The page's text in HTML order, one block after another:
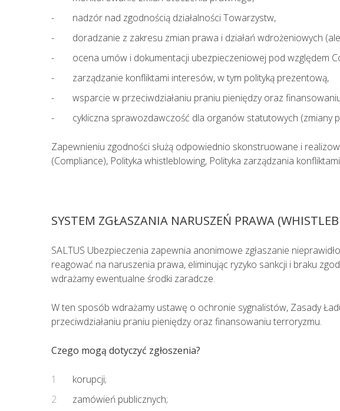
nadzór nad zgodnością działalności Towarzystw,
doradzanie z zakresu zmian prawa i działań wdrożeniowych
ocena umów i dokumentacji ubezpieczeniowej pod względem
zarządzanie konfliktami interesów, w tym polityką prezentową,
wsparcie w przeciwdziałaniu praniu pieniędzy oraz
cykliczna sprawozdawczość dla organów statutowych (zmiany
Zapewnieniu zgodności służą odpowiednio skonstruowane i
(Compliance), Polityka whistleblowing, Polityka zarządzania
SYSTEM ZGŁASZANIA NARUSZEŃ PRAWA
SALTUS Ubezpieczenia zapewnia anonimowe zgłaszanie
reagować na naruszenia prawa, eliminując ryzyko sankcji i braku
wdrażamy ewentualne środki zaradcze.
W ten sposób wdrażamy ustawę o ochronie sygnalistów, Zasady
przeciwdziałaniu praniu pieniędzy oraz finansowaniu terroryzmu.
Czego mogą dotyczyć zgłoszenia?
korupcji;
zamówień publicznych;